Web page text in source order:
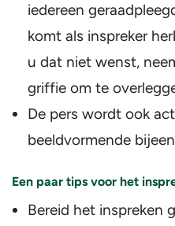
iedereen
komt als inspreker
u dat niet wenst,
griffie om te
De pers wordt ook
beeldvormende
Een paar tips voor het
Bereid het inspreken